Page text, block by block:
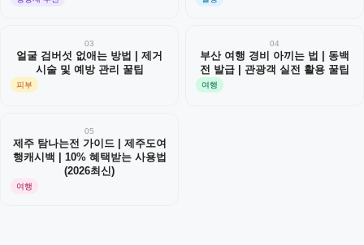
03
얼굴 검버섯 없애는 방법 | 제거
시술 및 예방 관리 꿀팁
피부
04
부산 여행 경비 아끼는 법 | 동백
전 발급 | 관광객 실전 활용 꿀팁
여행
05
제주 탐나는전 가이드 | 제주도여
행캐시백 | 10% 혜택받는 사용법
(2026최신)
여행